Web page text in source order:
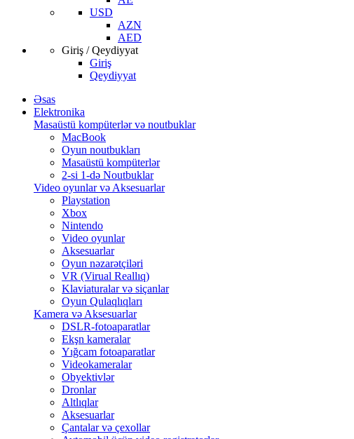
USD
AZN
AED
Giriş / Qeydiyyat
Giriş
Qeydiyyat
Əsas
Elektronika
Masaüstü kompüterlər və noutbuklar
MacBook
Oyun noutbukları
Masaüstü kompüterlər
2-si 1-də Noutbuklar
Video oyunlar və Aksesuarlar
Playstation
Xbox
Nintendo
Video oyunlar
Aksesuarlar
Oyun nəzarətçiləri
VR (Virual Reallıq)
Klaviaturalar və siçanlar
Oyun Qulaqlıqları
Kamera və Aksesuarlar
DSLR-fotoaparatlar
Ekşn kameralar
Yığcam fotoaparatlar
Videokameralar
Obyektivlər
Dronlar
Altlıqlar
Aksesuarlar
Çantalar və çexollar